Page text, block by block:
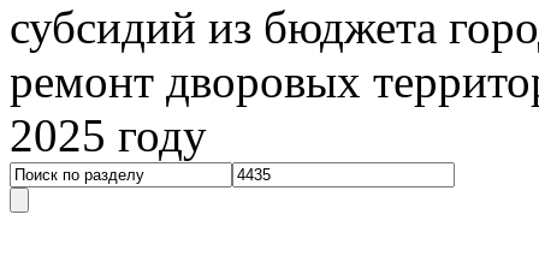
субсидий из бюджета
ремонт дворовых
2025 году